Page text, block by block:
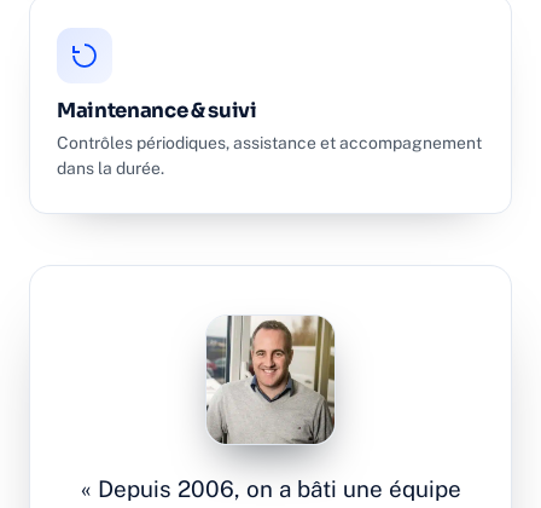
Maintenance & suivi
Contrôles périodiques, assistance et accompagnement
dans la durée.
« Depuis 2006, on a bâti une équipe